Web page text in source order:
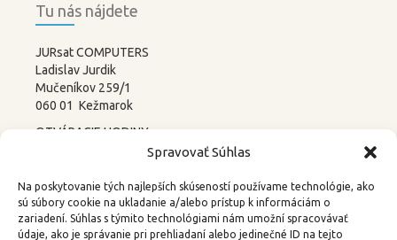
Spravovať Súhlas
Na poskytovanie tých najlepších skúseností používame technológie, ako
sú súbory cookie na ukladanie a/alebo prístup k informáciám o
zariadení. Súhlas s týmito technológiami nám umožní spracovávať
údaje, ako je správanie pri prehliadaní alebo jedinečné ID na tejto
Tu nás nájdete
JURsat COMPUTERS
Ladislav Jurdik
Mučeníkov 259/1
060 01 Kežmarok
OTVÁRACIE HODINY:
PONDELOK – PIATOK
SOBOTA – NEDEĽA
ZATVORENÉ
tel.: 052 4522367, 0905 219488